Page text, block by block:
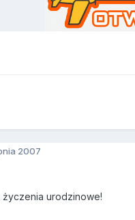
2007
urodzinowe!